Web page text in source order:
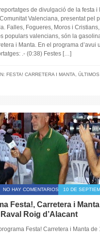
de divulgació de la festa i
Valenciana, presentat pel
Falles, Fogueres, Moros i
populars valencians, són la
i Manta. En el programa d’avui
.- (0:38) Festes […]
FESTA! CARRETERA I MANTA
NO HAY COMENTARIOS 10 DE
Festa!, Carretera i
Roig d’Alacant
Festa! Carretera i Manta de